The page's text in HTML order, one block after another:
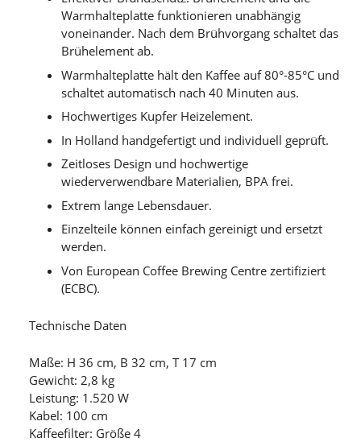
Warmhalteplatte funktionieren unabhängig
voneinander. Nach dem Brühvorgang schaltet das
Brühelement ab.
Warmhalteplatte hält den Kaffee auf 80°-85°C und
schaltet automatisch nach 40 Minuten aus.
Hochwertiges Kupfer Heizelement.
In Holland handgefertigt und individuell geprüft.
Zeitloses Design und hochwertige
wiederverwendbare Materialien, BPA frei.
Extrem lange Lebensdauer.
Einzelteile können einfach gereinigt und ersetzt
werden.
Von European Coffee Brewing Centre zertifiziert
(ECBC).
Technische Daten
Maße: H 36 cm, B 32 cm, T 17 cm
Gewicht: 2,8 kg
Leistung: 1.520 W
Kabel: 100 cm
Kaffeefilter: Größe 4